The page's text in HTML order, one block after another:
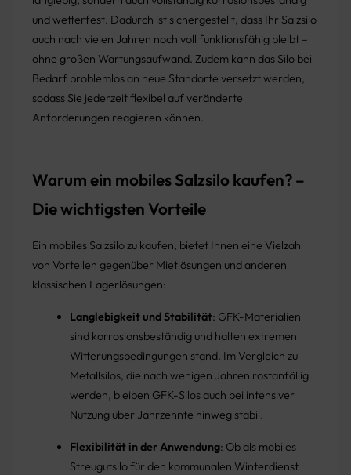
und wetterfest. Dadurch ist sichergestellt, dass Ihr Salzsilo
auch nach vielen Jahren noch voll funktionsfähig bleibt –
ohne großen Wartungsaufwand. Zudem kann das Silo bei
Bedarf problemlos an neue Standorte versetzt werden,
sodass Sie jederzeit flexibel auf veränderte
Anforderungen reagieren können.
Warum ein mobiles Salzsilo kaufen? –
Die wichtigsten Vorteile
Ein mobiles Salzsilo zu kaufen, bietet Ihnen eine Vielzahl
von Vorteilen gegenüber Mietlösungen und anderen
klassischen Lagerlösungen:
Langlebigkeit und Stabilität: GFK-Materialien
sind korrosionsbeständig und halten extremen
Witterungsbedingungen stand. Im Vergleich zu
Metallsilos, die nach wenigen Jahren rostanfällig
werden, bleiben GFK-Silos auch bei intensiver
Nutzung über Jahrzehnte hinweg stabil.
Flexibilität in der Anwendung: Ob als mobiles
Streugutsilo für den kommunalen Winterdienst